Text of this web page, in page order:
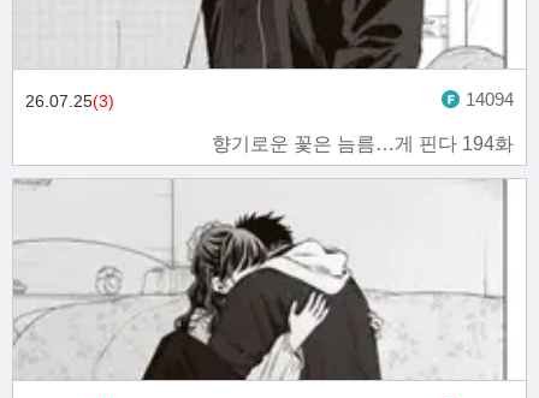
향기로운 꽃은 늠름…게 핀다 194화
26.07.25(3) 14094